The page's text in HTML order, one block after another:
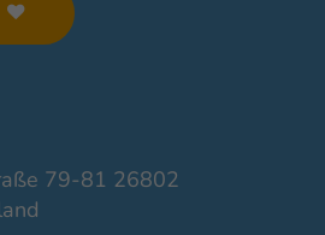
79-81 26802